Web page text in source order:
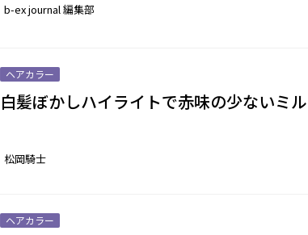
b-ex journal 編集部
ヘアカラー
白髪ぼかしハイライトで赤味の少ないミ
松岡騎士
ヘアカラー